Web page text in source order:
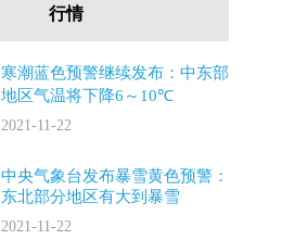
行情
寒潮蓝色预警继续发布：中东部
地区气温将下降6～10℃
2021-11-22
中央气象台发布暴雪黄色预警：
东北部分地区有大到暴雪
2021-11-22